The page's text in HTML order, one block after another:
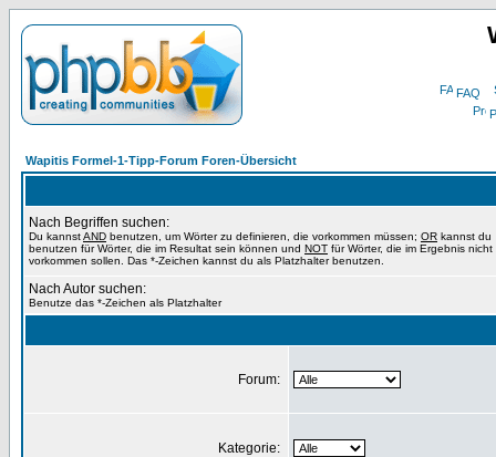
FAQ
Wapitis Formel-1-Tipp-Forum Foren-Übersicht
Nach Begriffen suchen:
Du kannstAND benutzen, um Wörter zu definieren, die vorkommen müssen; OR kannst du
benutzen für Wörter, die im Resultat sein können und NOT für Wörter, die im Ergebnis nicht
vorkommen sollen. Das *-Zeichen kannst du als Platzhalter benutzen.
Nach Autor suchen:
Benutze das *-Zeichen als Platzhalter
Forum:
Kategorie: